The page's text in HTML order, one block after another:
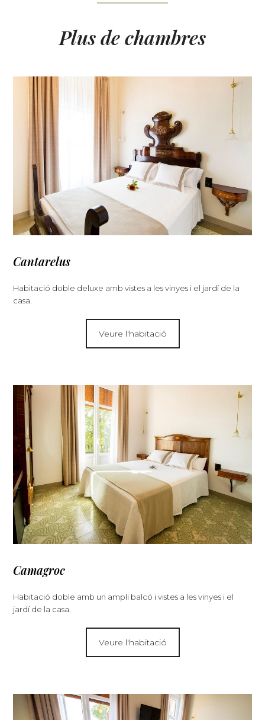
Plus de chambres
Cantarelus
Habitació doble deluxe amb vistes a les vinyes i el jardí de la
casa.
Veure l'habitació
Camagroc
Habitació doble amb un ampli balcó i vistes a les vinyes i el
jardí de la casa.
Veure l'habitació